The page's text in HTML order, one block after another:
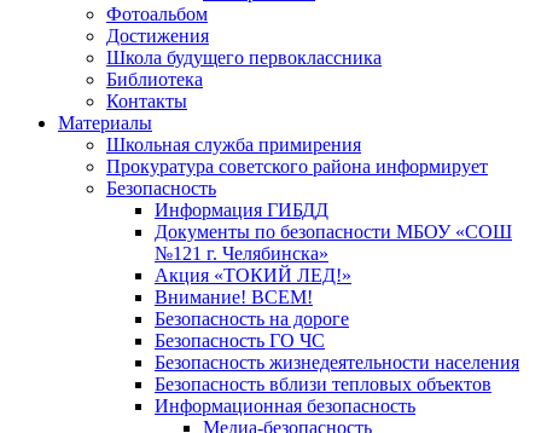
Фотоальбом
Достижения
Школа будущего первоклассника
Библиотека
Контакты
Материалы
Школьная служба примирения
Прокуратура советского района информирует
Безопасность
Информация ГИБДД
Документы по безопасности МБОУ «СОШ
№121 г. Челябинска»
Акция «ТОКИЙ ЛЕД!»
Внимание! ВСЕМ!
Безопасность на дороге
Безопасность ГО ЧС
Безопасность жизнедеятельности населения
Безопасность вблизи тепловых объектов
Информационная безопасность
Медиа-безопасность